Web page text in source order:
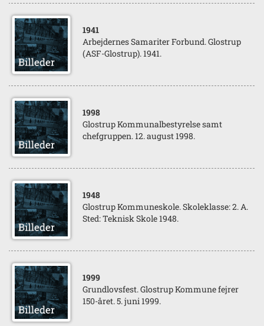
1941
Arbejdernes Samariter Forbund. Glostrup
(ASF-Glostrup). 1941.
1998
Glostrup Kommunalbestyrelse samt
chefgruppen. 12. august 1998.
1948
Glostrup Kommuneskole. Skoleklasse: 2. A.
Sted: Teknisk Skole 1948.
1999
Grundlovsfest. Glostrup Kommune fejrer
150-året. 5. juni 1999.